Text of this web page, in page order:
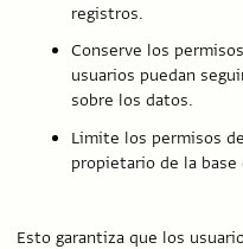
registros.
Conserve los
usuarios puedan
sobre los datos.
Limite los permisos
propietario de la base
Esto garantiza que los